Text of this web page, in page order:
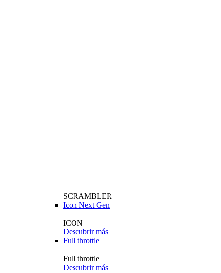
SCRAMBLER
Icon Next Gen
ICON
Descubrir más
Full throttle
Full throttle
Descubrir más